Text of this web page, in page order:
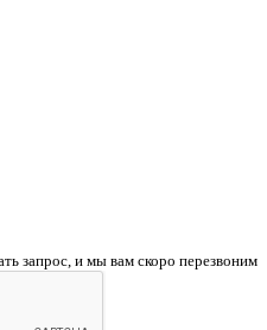
запрос, и мы вам скоро перезвоним